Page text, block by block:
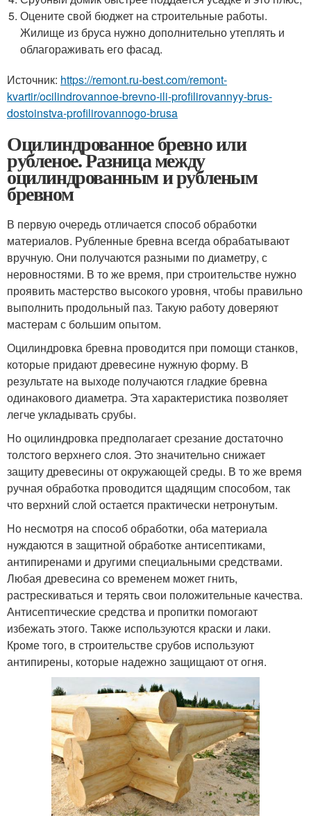
Оцените свой бюджет на строительные работы.
Жилище из бруса нужно дополнительно утеплять и
облагораживать его фасад.
Источник: https://remont.ru-best.com/remont-
kvartir/ocilindrovannoe-brevno-ili-profilirovannyy-brus-
dostoinstva-profilirovannogo-brusa
Оцилиндрованное бревно или
рубленое. Разница между
оцилиндрованным и рубленым
бревном
В первую очередь отличается способ обработки
материалов. Рубленные бревна всегда обрабатывают
вручную. Они получаются разными по диаметру, с
неровностями. В то же время, при строительстве нужно
проявить мастерство высокого уровня, чтобы правильно
выполнить продольный паз. Такую работу доверяют
мастерам с большим опытом.
Оцилиндровка бревна проводится при помощи станков,
которые придают древесине нужную форму. В
результате на выходе получаются гладкие бревна
одинакового диаметра. Эта характеристика позволяет
легче укладывать срубы.
Но оцилиндровка предполагает срезание достаточно
толстого верхнего слоя. Это значительно снижает
защиту древесины от окружающей среды. В то же время
ручная обработка проводится щадящим способом, так
что верхний слой остается практически нетронутым.
Но несмотря на способ обработки, оба материала
нуждаются в защитной обработке антисептиками,
антипиренами и другими специальными средствами.
Любая древесина со временем может гнить,
растрескиваться и терять свои положительные качества.
Антисептические средства и пропитки помогают
избежать этого. Также используются краски и лаки.
Кроме того, в строительстве срубов используют
антипирены, которые надежно защищают от огня.